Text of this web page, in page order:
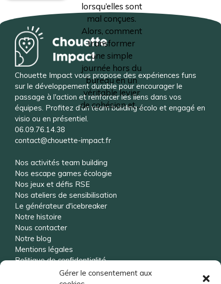
Gérer le consentement aux
lorsqu’elles sont
mal conçues.
Alors, comment
transformer
une simple
journée hors du
bureau en un
véritable levier
de cohésion et …
Chouette Impact vous propose des expériences funs
sur le développement durable pour encourager le
passage à l'action et renforcer les liens dans vos
équipes. Profitez d’un team building écolo et engagé en
visio ou en présentiel.
06.09.76.14.38
contact@chouette-impact.fr
Nos activités team building
Nos escape games écologie
Nos jeux et défis RSE
Nos ateliers de sensibilisation
Le générateur d'icebreaker
Notre histoire
Nous contacter
Notre blog
Mentions légales
Politique de confidentialité